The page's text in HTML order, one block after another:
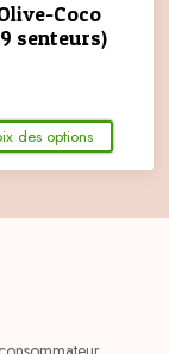
Coco
senteurs)
des options